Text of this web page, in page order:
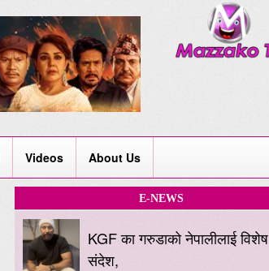
Videos About Us
E-NEWS
KGF का गरुडाको नेपालीलाई विशेष
संदेश,